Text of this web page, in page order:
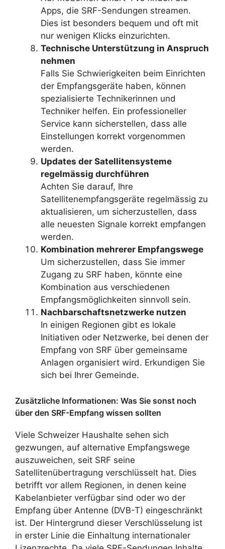
Apps, die SRF-Sendungen streamen.
Dies ist besonders bequem und oft mit
nur wenigen Klicks einzurichten.
Technische Unterstützung in Anspruch
nehmen
Falls Sie Schwierigkeiten beim Einrichten
der Empfangsgeräte haben, können
spezialisierte Technikerinnen und
Techniker helfen. Ein professioneller
Service kann sicherstellen, dass alle
Einstellungen korrekt vorgenommen
werden.
Updates der Satellitensysteme
regelmässig durchführen
Achten Sie darauf, Ihre
Satellitenempfangsgeräte regelmässig zu
aktualisieren, um sicherzustellen, dass
alle neuesten Signale korrekt empfangen
werden.
Kombination mehrerer Empfangswege
Um sicherzustellen, dass Sie immer
Zugang zu SRF haben, könnte eine
Kombination aus verschiedenen
Empfangsmöglichkeiten sinnvoll sein.
Nachbarschaftsnetzwerke nutzen
In einigen Regionen gibt es lokale
Initiativen oder Netzwerke, bei denen der
Empfang von SRF über gemeinsame
Anlagen organisiert wird. Erkundigen Sie
sich bei Ihrer Gemeinde.
Zusätzliche Informationen: Was Sie sonst noch
über den SRF-Empfang wissen sollten
Viele Schweizer Haushalte sehen sich
gezwungen, auf alternative Empfangswege
auszuweichen, seit SRF seine
Satellitenübertragung verschlüsselt hat. Dies
betrifft vor allem Regionen, in denen keine
Kabelanbieter verfügbar sind oder wo der
Empfang über Antenne (DVB-T) eingeschränkt
ist. Der Hintergrund dieser Verschlüsselung ist
in erster Linie die Einhaltung internationaler